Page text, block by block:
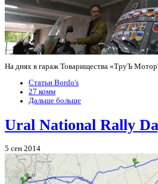
На днях в гараж Товарищества «ТруЪ
Статьи Bordo's
27 комм
Дальше больше
Ural National Rally
5 сен 2014